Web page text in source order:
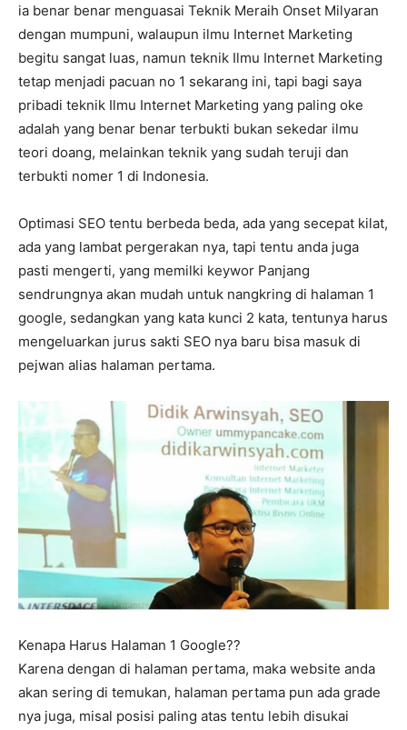
ia benar benar menguasai Teknik Meraih Onset Milyaran
dengan mumpuni, walaupun ilmu Internet Marketing
begitu sangat luas, namun teknik Ilmu Internet Marketing
tetap menjadi pacuan no 1 sekarang ini, tapi bagi saya
pribadi teknik Ilmu Internet Marketing yang paling oke
adalah yang benar benar terbukti bukan sekedar ilmu
teori doang, melainkan teknik yang sudah teruji dan
terbukti nomer 1 di Indonesia.
Optimasi SEO tentu berbeda beda, ada yang secepat kilat,
ada yang lambat pergerakan nya, tapi tentu anda juga
pasti mengerti, yang memilki keywor Panjang
sendrungnya akan mudah untuk nangkring di halaman 1
google, sedangkan yang kata kunci 2 kata, tentunya harus
mengeluarkan jurus sakti SEO nya baru bisa masuk di
pejwan alias halaman pertama.
Kenapa Harus Halaman 1 Google??
Karena dengan di halaman pertama, maka website anda
akan sering di temukan, halaman pertama pun ada grade
nya juga, misal posisi paling atas tentu lebih disukai